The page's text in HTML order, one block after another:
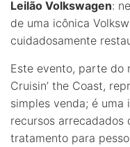
Leilão Volkswagen:
de uma icônica
cuidadosamente
Este evento, parte do
Cruisin’ the Coast,
simples venda; é
recursos arrecadados
tratamento para